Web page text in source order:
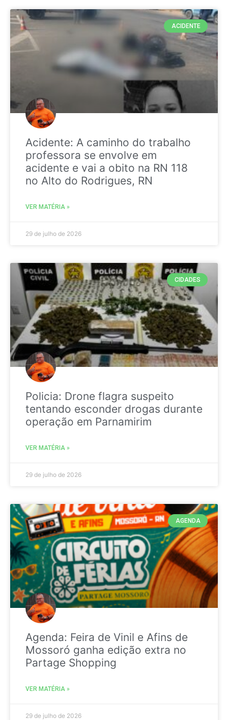
ACIDENTE
Acidente: A caminho do trabalho
professora se envolve em
acidente e vai a obito na RN 118
no Alto do Rodrigues, RN
VER MATÉRIA »
29 de julho de 2026
CIDADES
Policia: Drone flagra suspeito
tentando esconder drogas durante
operação em Parnamirim
VER MATÉRIA »
29 de julho de 2026
AGENDA
Agenda: Feira de Vinil e Afins de
Mossoró ganha edição extra no
Partage Shopping
VER MATÉRIA »
29 de julho de 2026